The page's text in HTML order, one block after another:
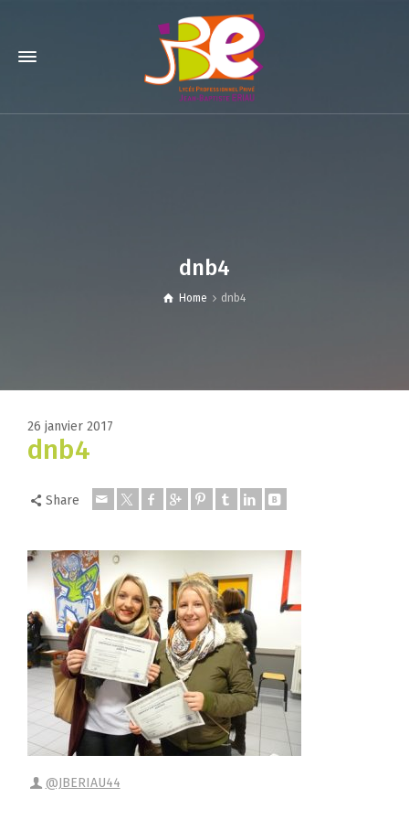
dnb4
Home dnb4
26 janvier 2017
dnb4
Share
@JBERIAU44